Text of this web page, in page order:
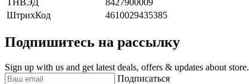
ТНВЭД
8427900009
ШтрихКод
4610029435385
Подпишитесь на рассылку
Sign up with us and get latest deals, offers & updates about store.
Подписаться